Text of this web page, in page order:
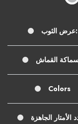
عرض الثوب:
Colors